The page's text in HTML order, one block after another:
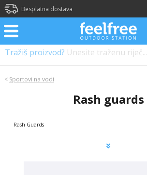
Besplatna dostava
Tražiš proizvod? Unesite traženu riječ...
< Sportovi na vodi
Rash guards
Rash Guards
?>